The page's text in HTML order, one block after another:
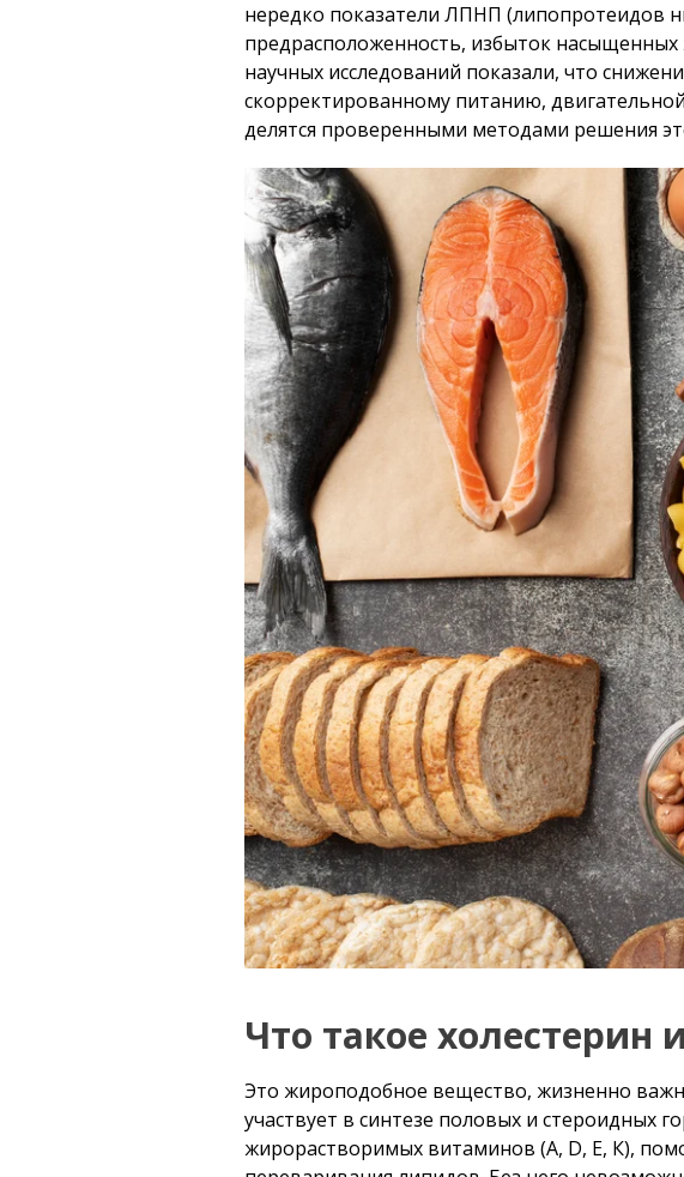
нередко показатели ЛПНП (липопротеидов
предрасположенность, избыток
научных исследований показали, что
скорректированному питанию,
делятся проверенными методами решения
Что такое
Это жироподобное вещество, жизненно
участвует в синтезе половых и стероидных
жирорастворимых витаминов (А, D, Е, К),